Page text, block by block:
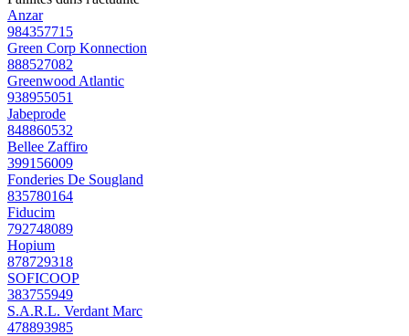
Anzar
984357715
Green Corp Konnection
888527082
Greenwood Atlantic
938955051
Jabeprode
848860532
Bellee Zaffiro
399156009
Fonderies De Sougland
835780164
Fiducim
792748089
Hopium
878729318
SOFICOOP
383755949
S.A.R.L. Verdant Marc
478893985